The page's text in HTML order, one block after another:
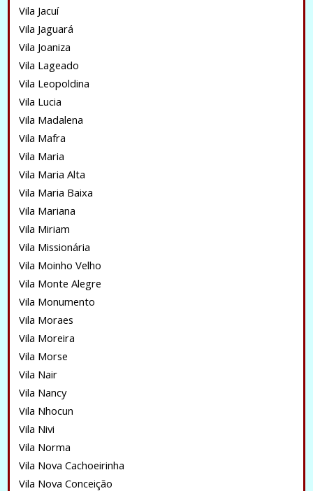
Vila Jacuí
Vila Jaguará
Vila Joaniza
Vila Lageado
Vila Leopoldina
Vila Lucia
Vila Madalena
Vila Mafra
Vila Maria
Vila Maria Alta
Vila Maria Baixa
Vila Mariana
Vila Miriam
Vila Missionária
Vila Moinho Velho
Vila Monte Alegre
Vila Monumento
Vila Moraes
Vila Moreira
Vila Morse
Vila Nair
Vila Nancy
Vila Nhocun
Vila Nivi
Vila Norma
Vila Nova Cachoeirinha
Vila Nova Conceição